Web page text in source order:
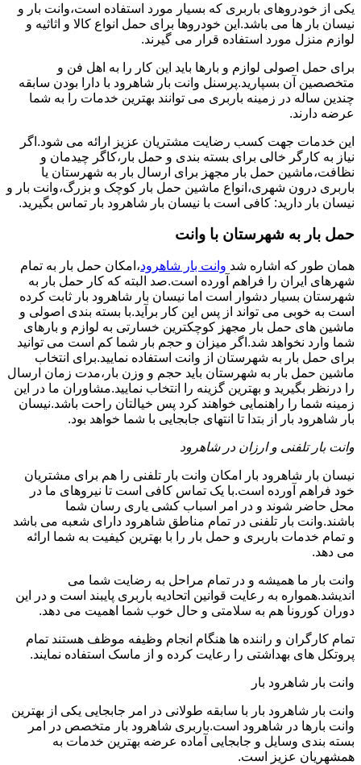
یکی از خودروهای باربری که بسیار مورد استفاده است،وانت بار و
نیسان بار ها می باشد.این خودروها برای حمل انواع کالا و اثاثیه و
لوازم منزل مورد استفاده قرار می گیرند.
برای حمل اصولی لوازم و بارها باید این کار را به اهل فن و
متخصصین آن بسپارید.پرسنل وانت بار شاهرود با دارا بودن سابقه
چندین ساله در زمینه باربری می توانند بهترین خدمات را به شما
عرضه دارند.
این خدمات جهت کسب رضایت مشتریان عزیز ارائه می شود.اگر
نیاز به کارگر خالی برای بسته بندی و حمل بار،کاگر چیدمان و
نظافت،ماشین حمل بار مجهز برای ارسال بار به شهرستان یا
باربری درون شهری،انواع ماشین حمل بار کوچک و بزرگ،وانت بار و
نیسان بار دارید: کافی است با نیسان بار شاهرود بار تماس بگیرید.
حمل بار به شهرستان با وانت
همان طور که اشاره شد وانت بار شاهرود،امکان حمل بار به تمام
شهرهای ایران را فراهم آورده است.صد البته که کار حمل بار به
شهرستان بسیار دشوار است اما نیسان بار شاهرود بار ثابت کرده
است به خوبی می تواند از پس این کار برآید.با بسته بندی اصولی و
ماشین های حمل بار مجهز کوچکترین خسارتی به لوازم و بارهای
شما وارد نخواهد شد.اگر میزان و حجم بار شما کم است می توانید
برای حمل بار به شهرستان از وانت استفاده نمایید.برای انتخاب
ماشین حمل بار به شهرستان باید حجم و وزن بار،مدت زمان ارسال
را درنظر بگیرید و بهترین گزینه را انتخاب نمایید.مشاوران ما در این
زمینه شما را راهنمایی خواهند کرد پس خیالتان راحت باشد.نیسان
بار شاهرود بار از بتدا تا انتهای جابجایی با شما خواهد بود.
وانت بار تلفنی و ارزان در شاهرود
نیسان بار شاهرود بار امکان وانت بار تلفنی را هم برای مشتریان
خود فراهم آورده است.با یک تماس کافی است تا نیروهای ما در
محل حاضر شوند و در امر اسباب کشی یاری رسان شما
باشند.وانت بار تلفنی در تمام مناطق شاهرود دارای شعبه می باشد
و تمام خدمات باربری و حمل بار را با بهترین کیفیت به شما ارائه
می دهد.
وانت بار ما همیشه و در تمام مراحل به رضایت شما می
اندیشد.همواره به رعایت قوانین اتحادیه باربری پایبند است و در این
دوران کورونا هم به سلامتی و حال خوب شما اهمیت می دهد.
تمام کارگران و راننده ها هنگام انجام وظیفه موظف هستند تمام
پروتکل های بهداشتی را رعایت کرده و از ماسک استفاده نمایند.
وانت بار شاهرود بار
وانت بار شاهرود بار با سابقه طولانی در امر جابجایی یکی از بهترین
وانت بارها در شاهرود است.باربری شاهرود بار متخصص در امر
بسته بندی وسایل و جابجایی آماده عرضه بهترین خدمات به
همشهریان عزیز است.